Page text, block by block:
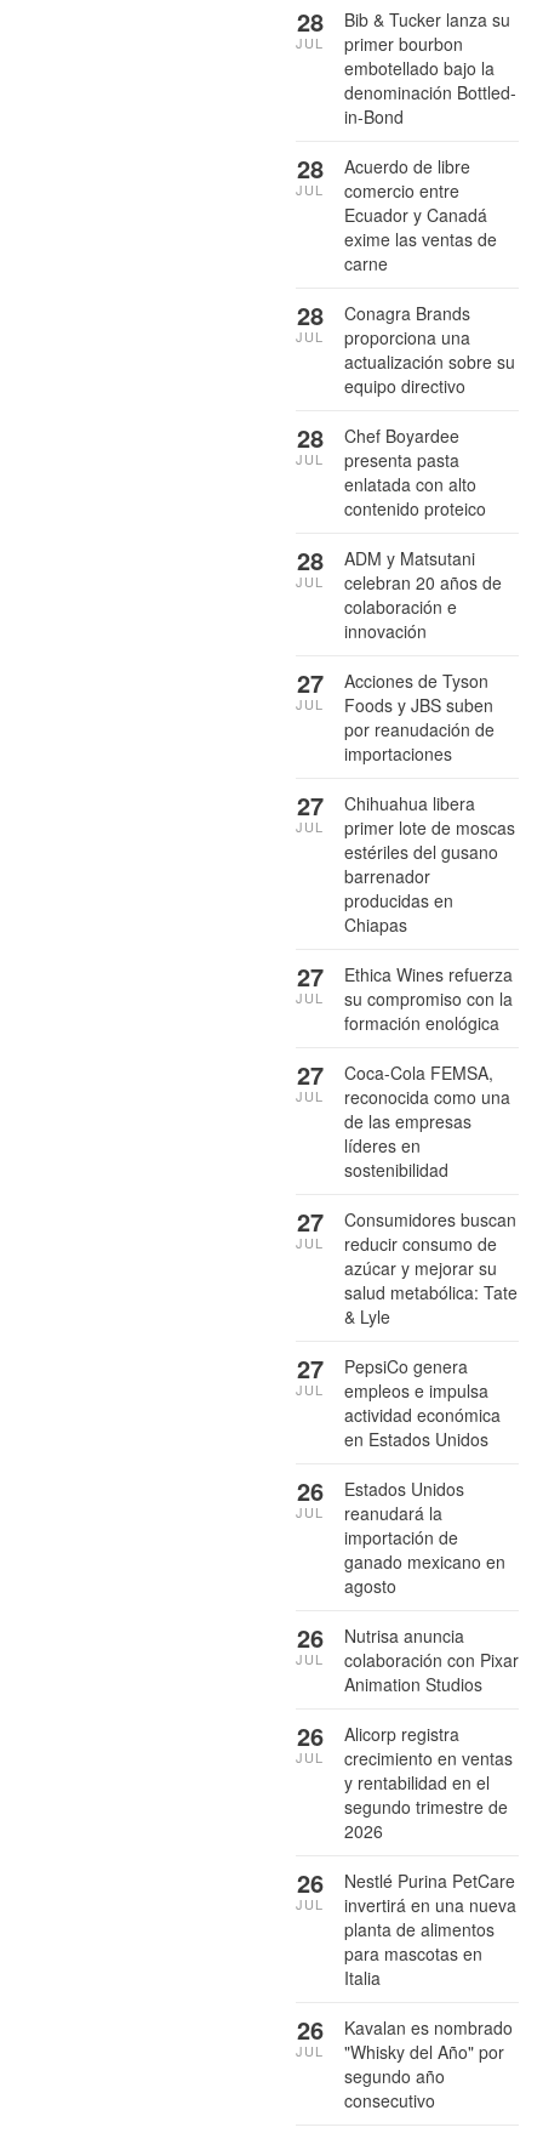
Bib & Tucker lanza su
primer bourbon
embotellado bajo la
denominación Bottled-
in-Bond
28
JUL
Acuerdo de libre
comercio entre
Ecuador y Canadá
exime las ventas de
carne
28
JUL
Conagra Brands
proporciona una
actualización sobre su
equipo directivo
28
JUL
Chef Boyardee
presenta pasta
enlatada con alto
contenido proteico
28
JUL
ADM y Matsutani
celebran 20 años de
colaboración e
innovación
28
JUL
Acciones de Tyson
Foods y JBS suben
por reanudación de
importaciones
27
JUL
Chihuahua libera
primer lote de moscas
estériles del gusano
barrenador
producidas en
Chiapas
27
JUL
Ethica Wines refuerza
su compromiso con la
formación enológica
27
JUL
Coca-Cola FEMSA,
reconocida como una
de las empresas
líderes en
sostenibilidad
27
JUL
Consumidores buscan
reducir consumo de
azúcar y mejorar su
salud metabólica: Tate
& Lyle
27
JUL
PepsiCo genera
empleos e impulsa
actividad económica
en Estados Unidos
27
JUL
Estados Unidos
reanudará la
importación de
ganado mexicano en
agosto
26
JUL
Nutrisa anuncia
colaboración con Pixar
Animation Studios
26
JUL
Alicorp registra
crecimiento en ventas
y rentabilidad en el
segundo trimestre de
2026
26
JUL
Nestlé Purina PetCare
invertirá en una nueva
planta de alimentos
para mascotas en
Italia
26
JUL
Kavalan es nombrado
"Whisky del Año" por
segundo año
consecutivo
26
JUL